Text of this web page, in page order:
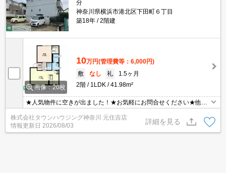
分
神奈川県横浜市港北区下田町６丁目
築18年
2階建
画像：20枚
10万円(管理費等：6,000円)
敷
なし 礼
1.5ヶ月
2階
1LDK 41.98m²
★人気物件に空きが出ました！★お気軽にお問合せください★他社
Mでのご相談も承ります★
株式会社タウンハウジング神奈川 元住吉店
情報更新日 2026/08/03
詳細を見る